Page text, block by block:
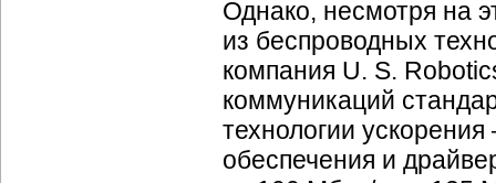
Однако, несмотря на
из беспроводных
компания U. S.
коммуникаций
технологии
обеспечения и